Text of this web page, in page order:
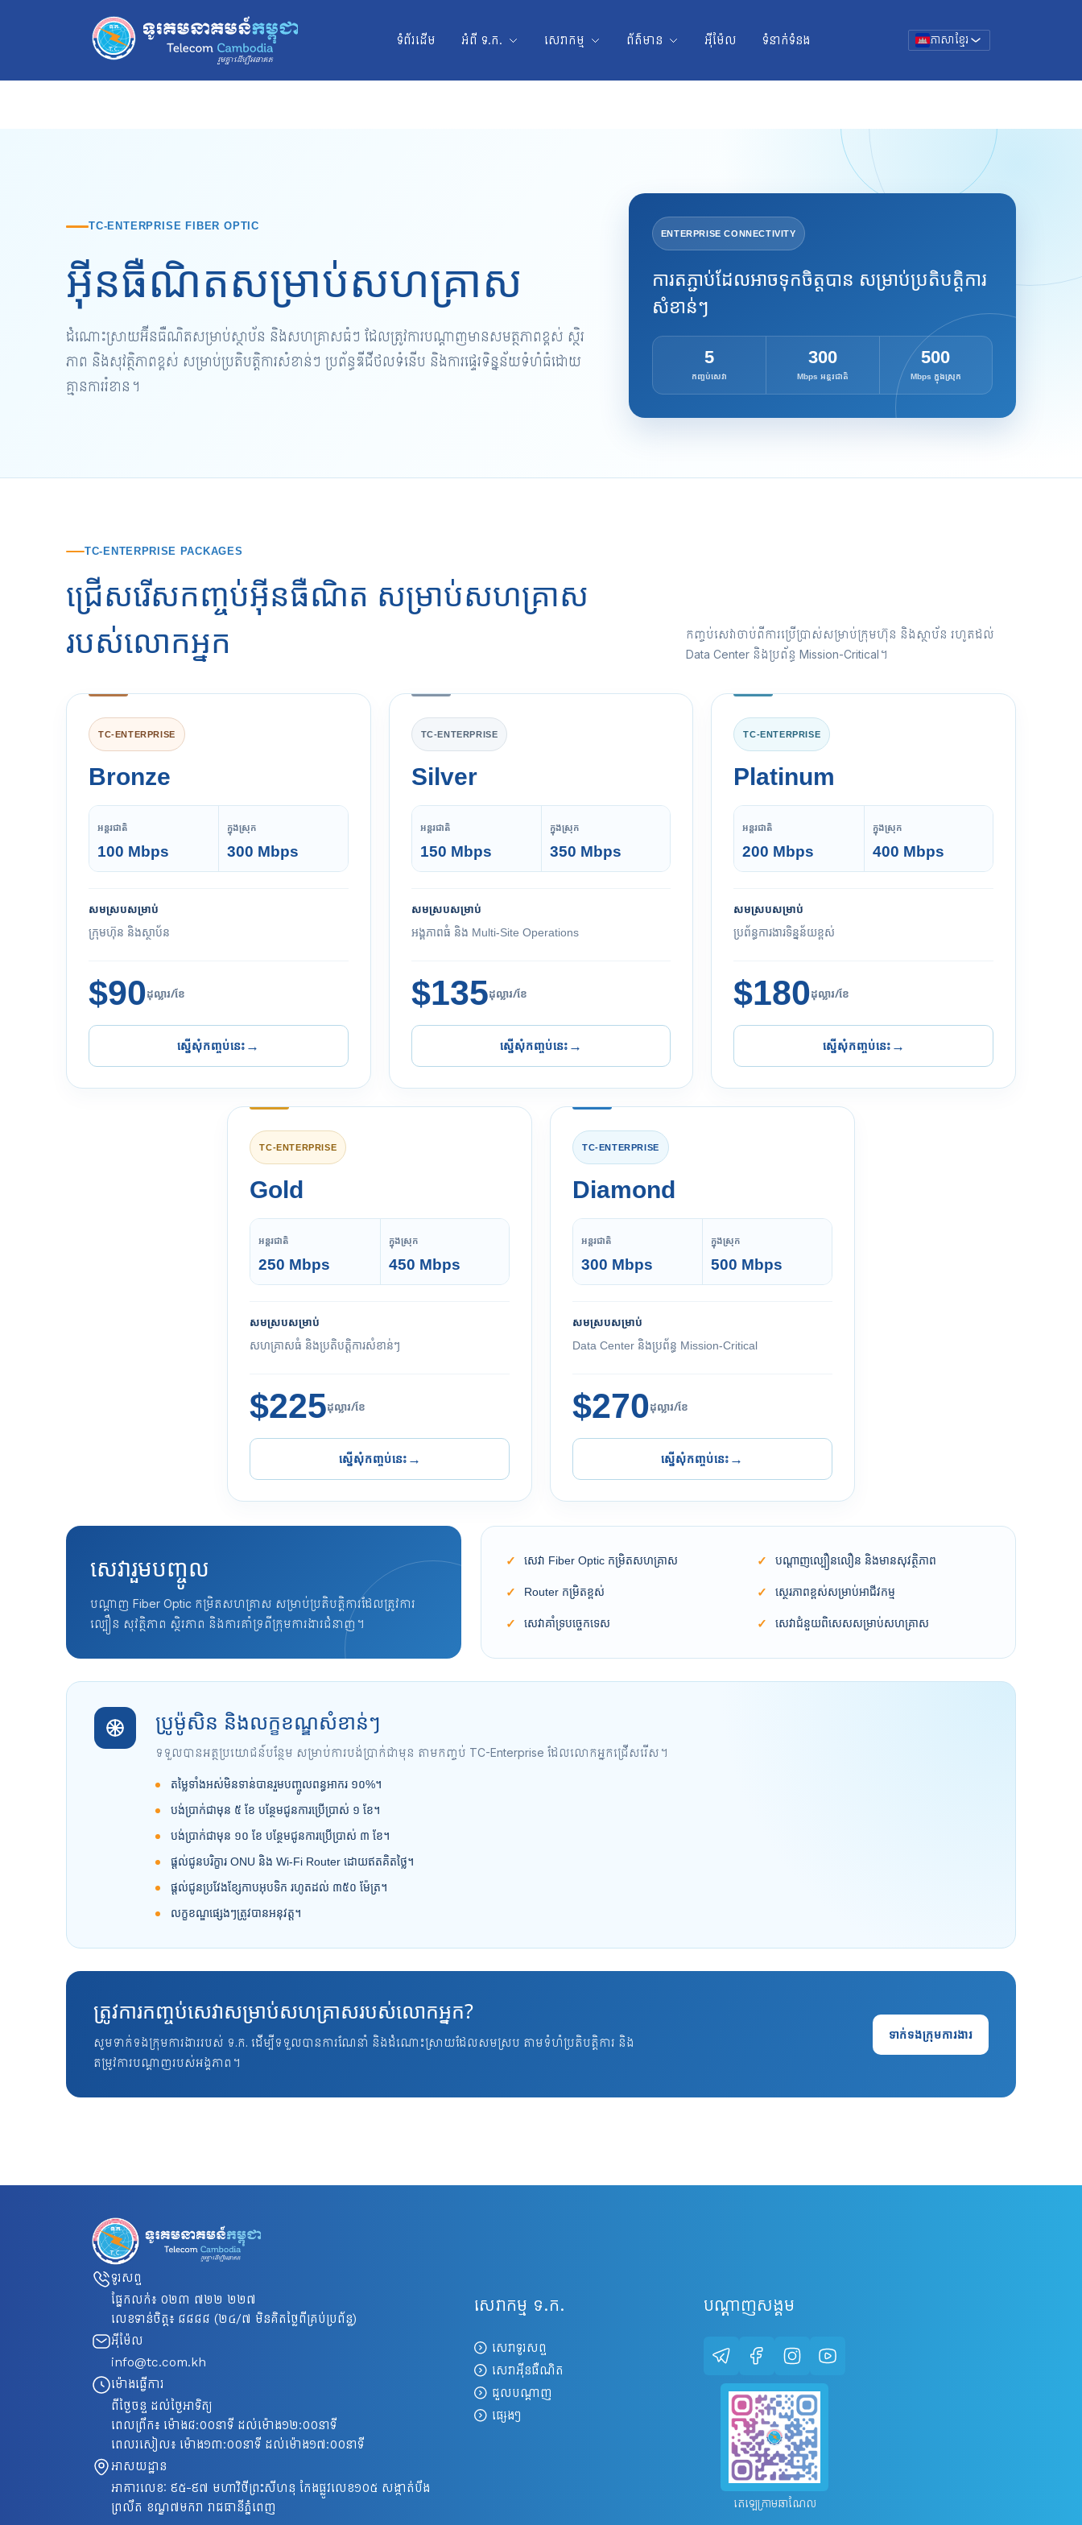
ទំព័រដើម អំពី ទ.ក. សេវាកម្ម ព័ត៌មាន អ៊ីម៉ែល ទំនាក់ទំនង ភាសាខ្មែរ
សេវាអ៊ីនធឺណិត
TC-ENTERPRISE FIBER OPTIC
អ៊ីនធឺណិតសម្រាប់សហគ្រាស
ដំណោះស្រាយអ៊ីនធឺណិតសម្រាប់ស្ថាប័ន និងសហគ្រាសធំៗ ដែលត្រូវការបណ្តាញមានសមត្ថភាពខ្ពស់ ស្ថិរ
ភាព និងសុវត្ថិភាពខ្ពស់ សម្រាប់ប្រតិបត្តិការសំខាន់ៗ ប្រព័ន្ធឌីជីថលទំនើប និងការផ្ទេរទិន្នន័យទំហំធំដោយ
គ្មានការរំខាន។
ENTERPRISE CONNECTIVITY
ការតភ្ជាប់ដែលអាចទុកចិត្តបាន សម្រាប់ប្រតិបត្តិការ
សំខាន់ៗ
5
កញ្ចប់សេវា
300
Mbps អន្តរជាតិ
500
Mbps ក្នុងស្រុក
TC-ENTERPRISE PACKAGES
ជ្រើសរើសកញ្ចប់អ៊ីនធឺណិត សម្រាប់សហគ្រាស
របស់លោកអ្នក
កញ្ចប់សេវាចាប់ពីការប្រើប្រាស់សម្រាប់ក្រុមហ៊ុន និងស្ថាប័ន រហូតដល់
Data Center និងប្រព័ន្ធ Mission-Critical។
TC-ENTERPRISE
Bronze
អន្តរជាតិ
100 Mbps
ក្នុងស្រុក
300 Mbps
សមស្របសម្រាប់
ក្រុមហ៊ុន និងស្ថាប័ន
$90ដុល្លារ/ខែ
ស្នើសុំកញ្ចប់នេះ →
TC-ENTERPRISE
Silver
អន្តរជាតិ
150 Mbps
ក្នុងស្រុក
350 Mbps
សមស្របសម្រាប់
អង្គភាពធំ និង Multi-Site Operations
$135ដុល្លារ/ខែ
ស្នើសុំកញ្ចប់នេះ →
TC-ENTERPRISE
Platinum
អន្តរជាតិ
200 Mbps
ក្នុងស្រុក
400 Mbps
សមស្របសម្រាប់
ប្រព័ន្ធការងារទិន្នន័យខ្ពស់
$180ដុល្លារ/ខែ
ស្នើសុំកញ្ចប់នេះ →
TC-ENTERPRISE
Gold
អន្តរជាតិ
250 Mbps
ក្នុងស្រុក
450 Mbps
សមស្របសម្រាប់
សហគ្រាសធំ និងប្រតិបត្តិការសំខាន់ៗ
$225ដុល្លារ/ខែ
ស្នើសុំកញ្ចប់នេះ →
TC-ENTERPRISE
Diamond
អន្តរជាតិ
300 Mbps
ក្នុងស្រុក
500 Mbps
សមស្របសម្រាប់
Data Center និងប្រព័ន្ធ Mission-Critical
$270ដុល្លារ/ខែ
ស្នើសុំកញ្ចប់នេះ →
សេវារួមបញ្ចូល
បណ្តាញ Fiber Optic កម្រិតសហគ្រាស សម្រាប់ប្រតិបត្តិការដែលត្រូវការ
ល្បឿន សុវត្ថិភាព ស្ថិរភាព និងការគាំទ្រពីក្រុមការងារជំនាញ។
សេវា Fiber Optic កម្រិតសហគ្រាស បណ្តាញល្បឿនលឿន និងមានសុវត្ថិភាព
Router កម្រិតខ្ពស់ ស្ថេរភាពខ្ពស់សម្រាប់អាជីវកម្ម
សេវាគាំទ្របច្ចេកទេស សេវាជំនួយពិសេសសម្រាប់សហគ្រាស
ប្រូម៉ូសិន និងលក្ខខណ្ឌសំខាន់ៗ
ទទួលបានអត្ថប្រយោជន៍បន្ថែម សម្រាប់ការបង់ប្រាក់ជាមុន តាមកញ្ចប់ TC-Enterprise ដែលលោកអ្នកជ្រើសរើស។
តម្លៃទាំងអស់មិនទាន់បានរួមបញ្ចូលពន្ធអាករ ១០%។
បង់ប្រាក់ជាមុន ៥ ខែ បន្ថែមជូនការប្រើប្រាស់ ១ ខែ។
បង់ប្រាក់ជាមុន ១០ ខែ បន្ថែមជូនការប្រើប្រាស់ ៣ ខែ។
ផ្តល់ជូនបរិក្ខារ ONU និង Wi-Fi Router ដោយឥតគិតថ្លៃ។
ផ្តល់ជូនប្រវែងខ្សែកាបអុបទិក រហូតដល់ ៣៥០ ម៉ែត្រ។
លក្ខខណ្ឌផ្សេងៗត្រូវបានអនុវត្ត។
ត្រូវការកញ្ចប់សេវាសម្រាប់សហគ្រាសរបស់លោកអ្នក?
សូមទាក់ទងក្រុមការងាររបស់ ទ.ក. ដើម្បីទទួលបានការណែនាំ និងដំណោះស្រាយដែលសមស្រប តាមទំហំប្រតិបត្តិការ និង
តម្រូវការបណ្តាញរបស់អង្គភាព។
ទាក់ទងក្រុមការងារ
ទូរសព្ទ
ផ្នែកលក់៖ ០២៣ ៧២២ ២២៧
លេខទាន់ចិត្ត៖ ៨៨៨៨ (២៤/៧ មិនគិតថ្លៃពីគ្រប់ប្រព័ន្ធ)
អ៊ីម៉ែល
info@tc.com.kh
ម៉ោងធ្វើការ
ពីថ្ងៃចន្ទ ដល់ថ្ងៃអាទិត្យ
ពេលព្រឹក៖ ម៉ោង៨​:០០នាទី ដល់ម៉ោង១២:០០នាទី
ពេលរសៀល៖ ម៉ោង១៣:០០នាទី ដល់ម៉ោង១៧:០០នាទី
អាសយដ្ឋាន
អាគារលេខៈ ៩៥-៩៧ មហាវិថីព្រះសីហនុ កែងផ្លូវលេខ១០៥ សង្កាត់បឹង
ព្រលឹត ខណ្ឌ៧មករា រាជធានីភ្នំពេញ
សេវាកម្ម ទ.ក.
សេវាទូរសព្ទ
សេវាអ៊ីនធឺណិត
ជួលបណ្តាញ
ផ្សេងៗ
បណ្តាញសង្គម
តេឡេក្រាមឆាណែល